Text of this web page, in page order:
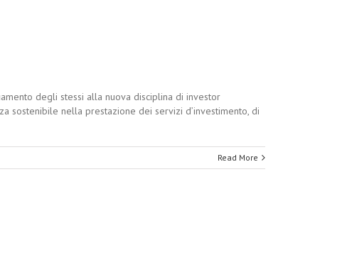
degli stessi alla nuova disciplina di investor
nella prestazione dei servizi d’investimento, di
Read More